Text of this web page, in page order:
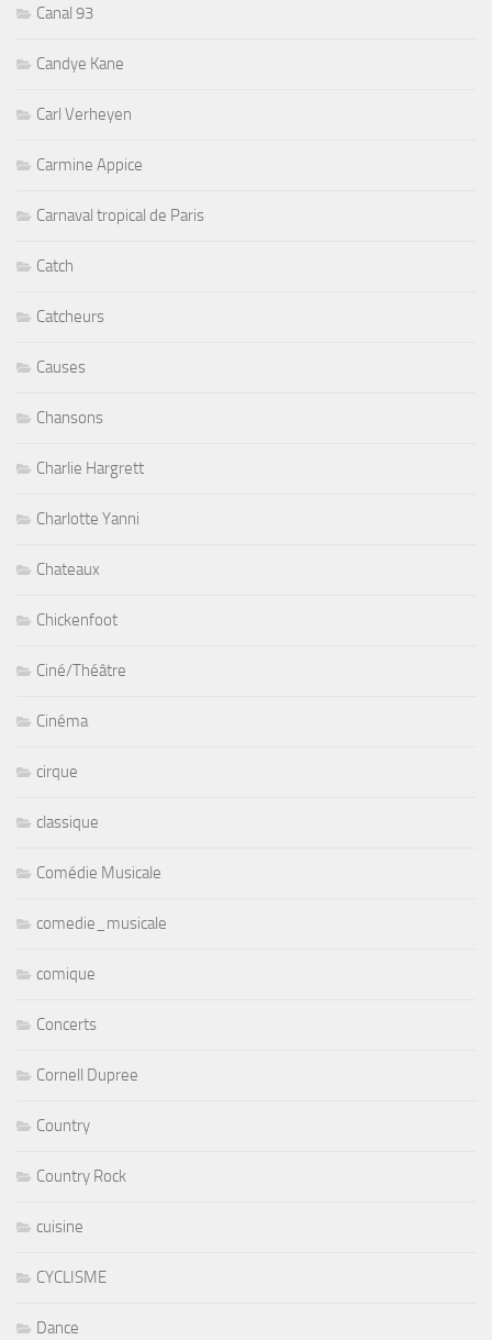
Canal 93
Candye Kane
Carl Verheyen
Carmine Appice
Carnaval tropical de Paris
Catch
Catcheurs
Causes
Chansons
Charlie Hargrett
Charlotte Yanni
Chateaux
Chickenfoot
Ciné/Théâtre
Cinéma
cirque
classique
Comédie Musicale
comedie_musicale
comique
Concerts
Cornell Dupree
Country
Country Rock
cuisine
CYCLISME
Dance